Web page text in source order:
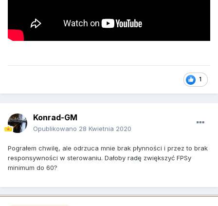
1
Konrad-GM
Opublikowano 28 Kwietnia 2020
Pograłem chwilę, ale odrzuca mnie brak płynności i przez to brak
responsywności w sterowaniu. Dałoby radę zwiększyć FPSy
minimum do 60?